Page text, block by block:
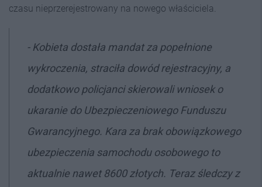
czasu nieprzerejestrowany na nowego właściciela.
- Kobieta dostała mandat za popełnione
wykroczenia, straciła dowód rejestracyjny, a
dodatkowo policjanci skierowali wniosek o
ukaranie do Ubezpieczeniowego Funduszu
Gwarancyjnego. Kara za brak obowiązkowego
ubezpieczenia samochodu osobowego to
aktualnie nawet 8600 złotych. Teraz śledczy z